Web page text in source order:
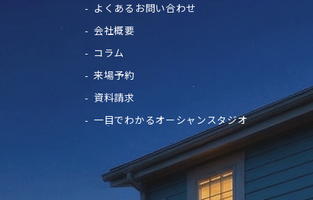
よくあるお問い合わせ
会社概要
コラム
来場予約
資料請求
一目でわかるオーシャンスタジオ